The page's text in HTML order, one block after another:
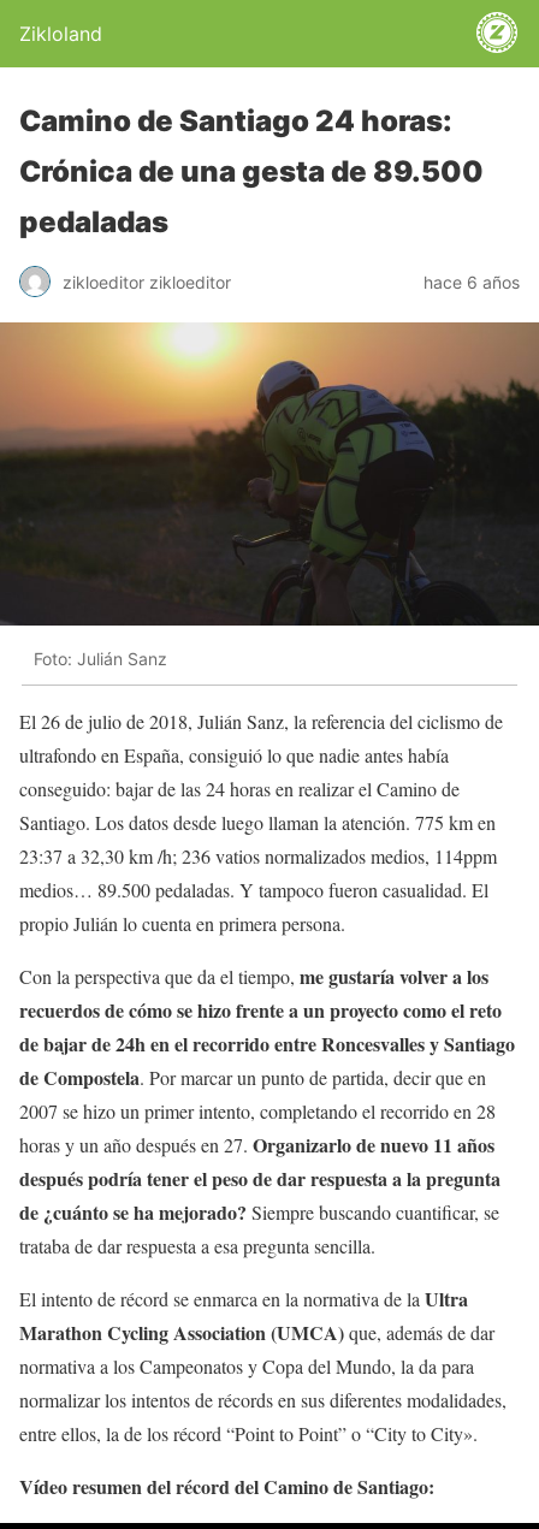
Zikloland
Camino de Santiago 24 horas:
Crónica de una gesta de 89.500
pedaladas
zikloeditor zikloeditor hace 6 años
Foto: Julián Sanz
El 26 de julio de 2018, Julián Sanz, la referencia del ciclismo de
ultrafondo en España, consiguió lo que nadie antes había
conseguido: bajar de las 24 horas en realizar el Camino de
Santiago. Los datos desde luego llaman la atención. 775 km en
23:37 a 32,30 km /h; 236 vatios normalizados medios, 114ppm
medios… 89.500 pedaladas. Y tampoco fueron casualidad. El
propio Julián lo cuenta en primera persona.
Con la perspectiva que da el tiempo, me gustaría volver a los
recuerdos de cómo se hizo frente a un proyecto como el reto
de bajar de 24h en el recorrido entre Roncesvalles y Santiago
de Compostela. Por marcar un punto de partida, decir que en
2007 se hizo un primer intento, completando el recorrido en 28
horas y un año después en 27. Organizarlo de nuevo 11 años
después podría tener el peso de dar respuesta a la pregunta
de ¿cuánto se ha mejorado? Siempre buscando cuantificar, se
trataba de dar respuesta a esa pregunta sencilla.
El intento de récord se enmarca en la normativa de la Ultra
Marathon Cycling Association (UMCA)que, además de dar
normativa a los Campeonatos y Copa del Mundo, la da para
normalizar los intentos de récords en sus diferentes modalidades,
entre ellos, la de los récord “Point to Point” o “City to City».
Vídeo resumen del récord del Camino de Santiago: